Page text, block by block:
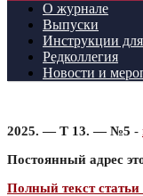
О журнале
Выпуски
Инструкции
Редколлегия
Новости и
2025. — Т 13. — №5 -
Постоянный адрес
Полный текст